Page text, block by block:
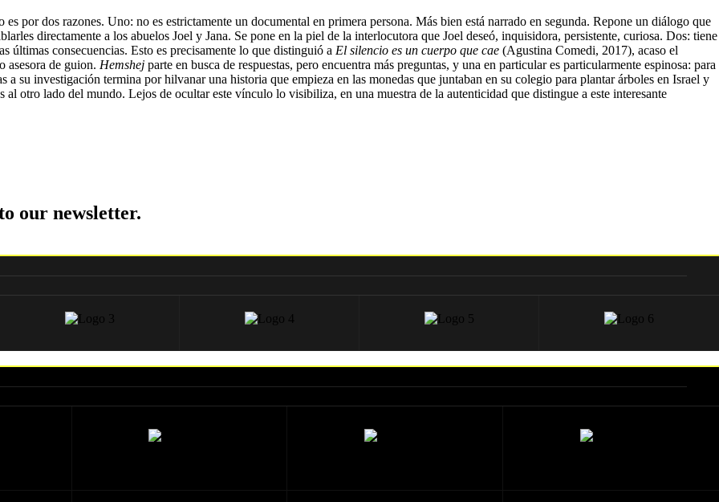
por dos razones. Uno: no es estrictamente un documental en primera persona. Más bien está narrado en segunda. Repone un diálogo que
directamente a los abuelos Joel y Jana. Se pone en la piel de la interlocutora que Joel deseó, inquisidora, persistente, curiosa. Dos: tiene
últimas consecuencias. Esto es precisamente lo que distinguió a El silencio es un cuerpo que cae (Agustina Comedi, 2017), acaso el
asesora de guion. Hemshej parte en busca de respuestas, pero encuentra más preguntas, y una en particular es particularmente espinosa: para
su investigación termina por hilvanar una historia que empieza en las monedas que juntaban en su colegio para plantar árboles en Israel y
al otro lado del mundo. Lejos de ocultar este vínculo lo visibiliza, en una muestra de la autenticidad que distingue a este interesante
our newsletter.